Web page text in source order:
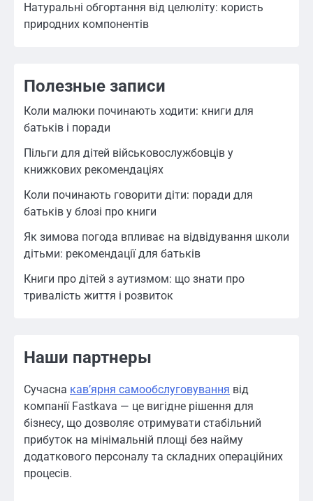
Натуральні обгортання від целюліту: користь
природних компонентів
Полезные записи
Коли малюки починають ходити: книги для
батьків і поради
Пільги для дітей військовослужбовців у
книжкових рекомендаціях
Коли починають говорити діти: поради для
батьків у блозі про книги
Як зимова погода впливає на відвідування школи
дітьми: рекомендації для батьків
Книги про дітей з аутизмом: що знати про
тривалість життя і розвиток
Наши партнеры
Сучасна кавʼярня самообслуговування від
компанії Fastkava — це вигідне рішення для
бізнесу, що дозволяє отримувати стабільний
прибуток на мінімальній площі без найму
додаткового персоналу та складних операційних
процесів.